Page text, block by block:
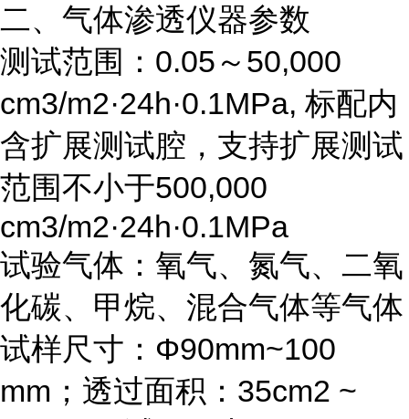
二、气体渗透仪器参数
测试范围：0.05～50,000
cm3/m2·24h·0.1MPa, 标配内
含扩展测试腔，支持扩展测试
范围不小于500,000
cm3/m2·24h·0.1MPa
试验气体：氧气、氮气、二氧
化碳、甲烷、混合气体等气体
试样尺寸：Φ90mm~100
mm；透过面积：35cm2 ~